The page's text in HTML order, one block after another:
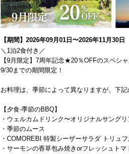
【期間】2026年09月01日〜2026年11月30日
＼1泊2食付き／
【9月限定】7周年記念★20％OFFのスペシ
9/30までの期間限定！
お料理は、季節によって異なりますが、下
【夕食-季節のBBQ】
・ウェルカムドリンク〜オリジナルサング
・季節のムース
・COMOREBI 特製シーザーサラダ トリュ
・サーモンの香草包み焼きorフレッシュト